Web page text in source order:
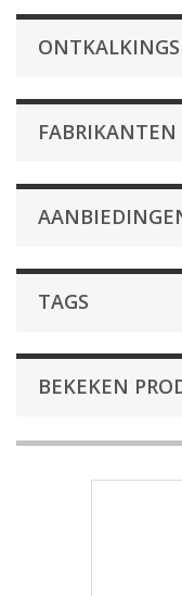
FABRIKANTEN
TAGS
BEKEKEN